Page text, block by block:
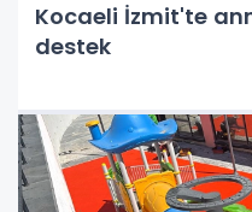
Kocaeli İzmit'te
destek